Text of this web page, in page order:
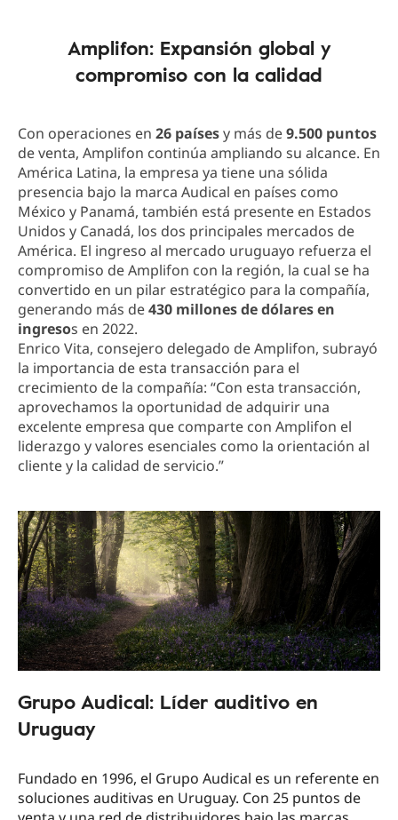
Amplifon: Expansión global y
compromiso con la calidad
Con operaciones en 26 paísesy más de9.500 puntos
de venta, Amplifon continúa ampliando su alcance. En
América Latina, la empresa ya tiene una sólida
presencia bajo la marca Audical en países como
México y Panamá, también está presente en Estados
Unidos y Canadá, los dos principales mercados de
América. El ingreso al mercado uruguayo refuerza el
compromiso de Amplifon con la región, la cual se ha
convertido en un pilar estratégico para la compañía,
generando más de430 millones de dólares en
ingresos en 2022​.
Enrico Vita, consejero delegado de Amplifon, subrayó
la importancia de esta transacción para el
crecimiento de la compañía: “Con esta transacción,
aprovechamos la oportunidad de adquirir una
excelente empresa que comparte con Amplifon el
liderazgo y valores esenciales como la orientación al
cliente y la calidad de servicio.”
Grupo Audical: Líder auditivo en
Uruguay
Fundado en 1996, el Grupo Audical es un referente en
soluciones auditivas en Uruguay. Con 25 puntos de